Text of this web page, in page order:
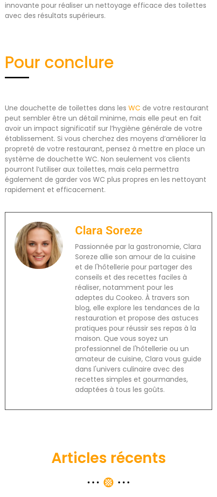
innovante pour réaliser un nettoyage efficace des toilettes
avec des résultats supérieurs.
Pour conclure
Une douchette de toilettes dans les WC de votre restaurant
peut sembler être un détail minime, mais elle peut en fait
avoir un impact significatif sur l’hygiène générale de votre
établissement. Si vous cherchez des moyens d’améliorer la
propreté de votre restaurant, pensez à mettre en place un
système de douchette WC. Non seulement vos clients
pourront l’utiliser aux toilettes, mais cela permettra
également de garder vos WC plus propres en les nettoyant
rapidement et efficacement.
Clara Soreze
Passionnée par la gastronomie, Clara
Soreze allie son amour de la cuisine
et de l'hôtellerie pour partager des
conseils et des recettes faciles à
réaliser, notamment pour les
adeptes du Cookeo. À travers son
blog, elle explore les tendances de la
restauration et propose des astuces
pratiques pour réussir ses repas à la
maison. Que vous soyez un
professionnel de l'hôtellerie ou un
amateur de cuisine, Clara vous guide
dans l'univers culinaire avec des
recettes simples et gourmandes,
adaptées à tous les goûts.
Articles récents